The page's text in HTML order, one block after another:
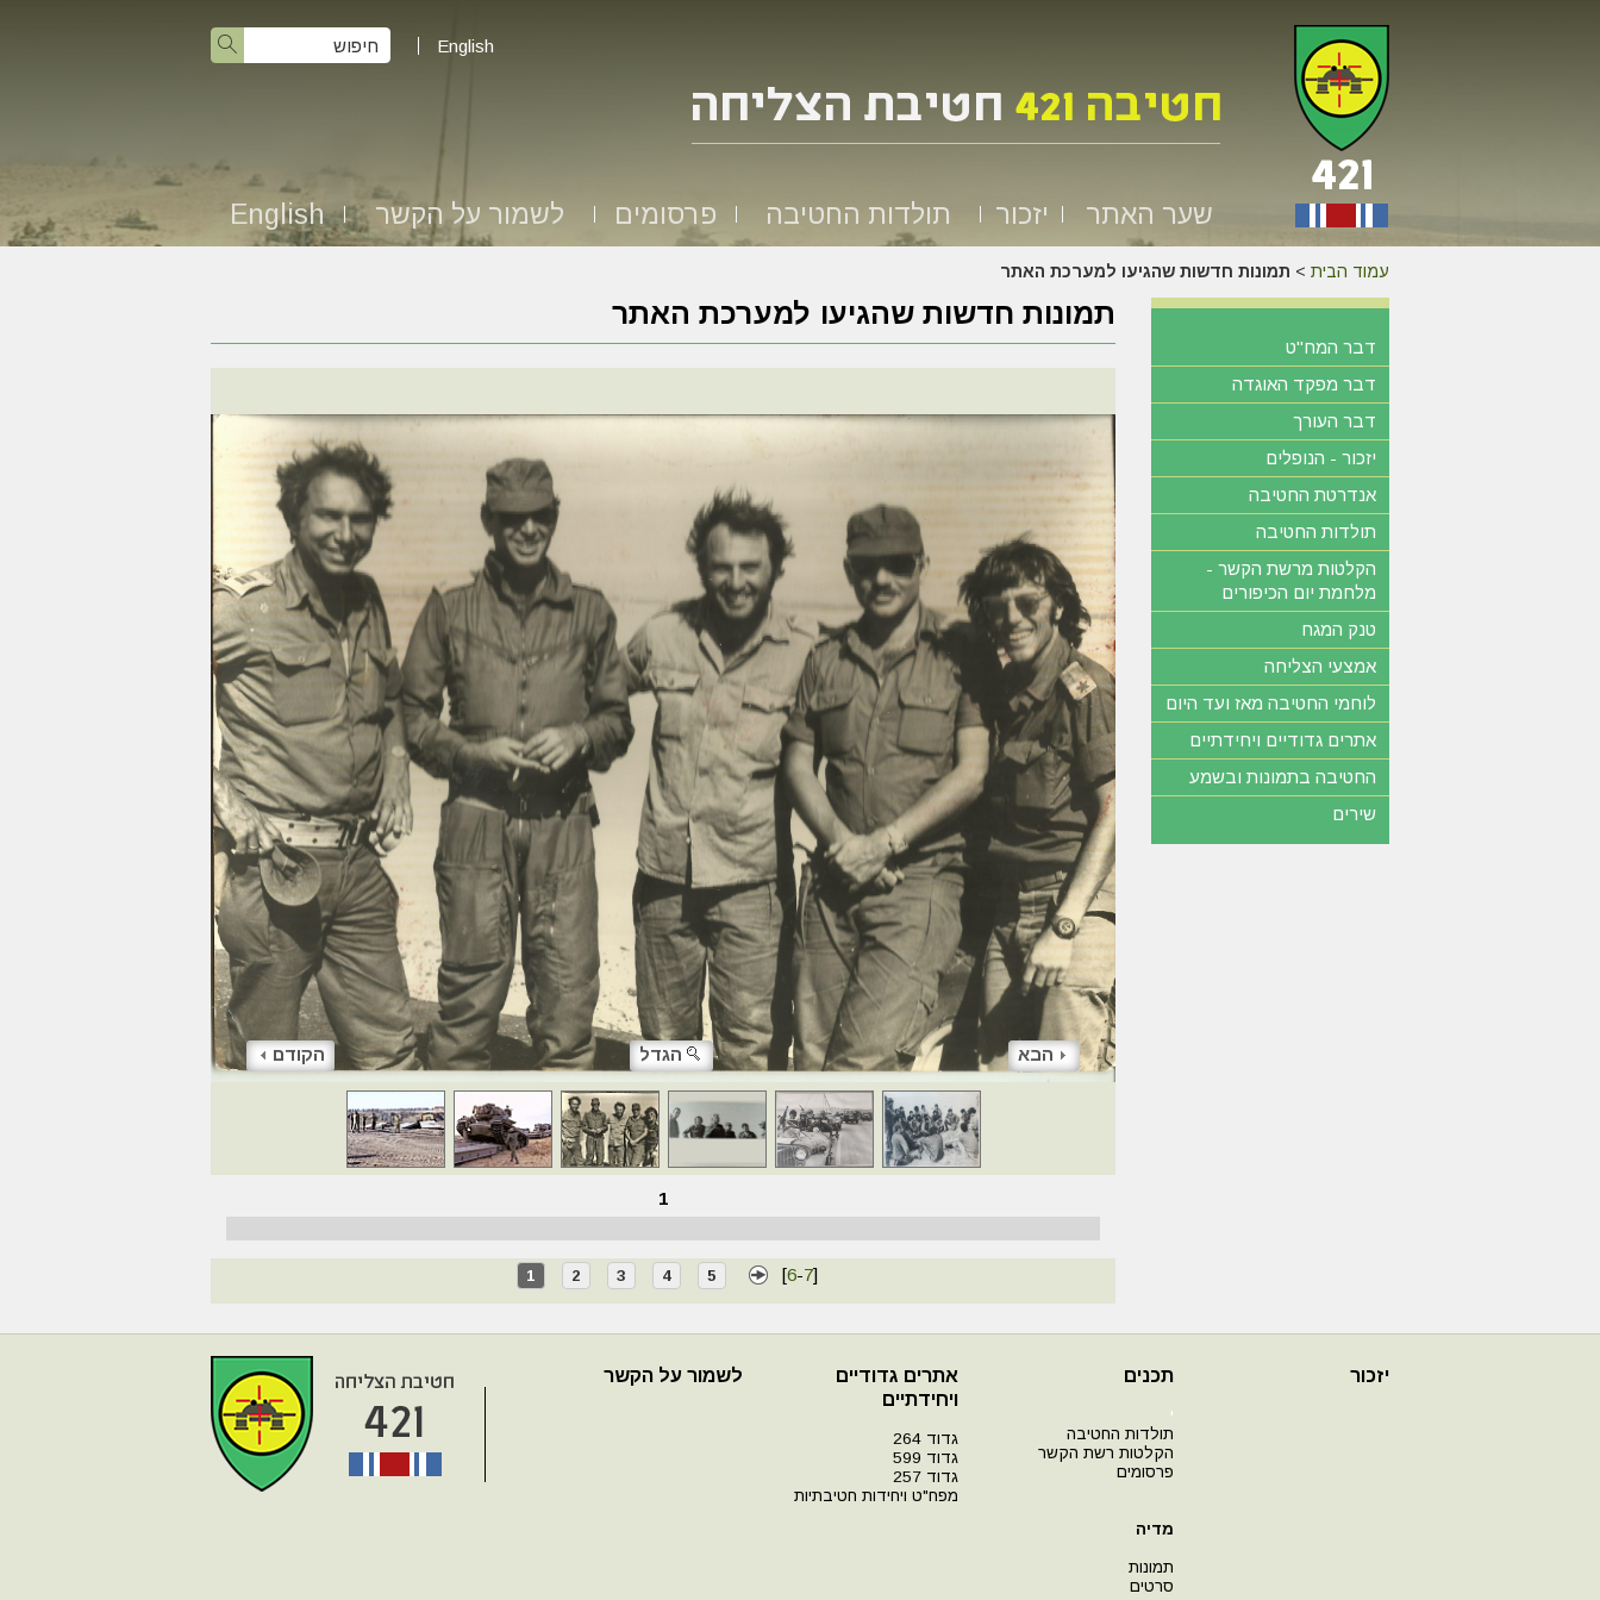
English
שער האתר יזכור תולדות החטיבה פרסומים לשמור על הקשר English
עמוד הבית > תמונות חדשות שהגיעו למערכת האתר
תמונות חדשות שהגיעו למערכת האתר
הקודם הגדל הבא
1
1 2 3 4 5 [6-7]
דבר המח"ט
דבר מפקד האוגדה
דבר העורך
יזכור - הנופלים
אנדרטת החטיבה
תולדות החטיבה
הקלטות מרשת הקשר -
מלחמת יום הכיפורים
טנק המגח
אמצעי הצליחה
לוחמי החטיבה מאז ועד היום
אתרים גדודיים ויחידתיים
החטיבה בתמונות ובשמע
שירים
יזכור תכנים
י
תולדות החטיבה
הקלטות רשת הקשר
פרסומים
מדיה
תמונות
סרטים
אתרים גדודיים
ויחידתיים
גדוד 264
גדוד 599
גדוד 257
מפח"ט ויחידות חטיבתיות
לשמור על הקשר